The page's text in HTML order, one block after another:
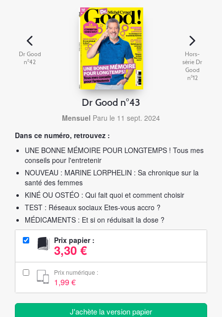
Dr Good
n°42
Dr Good n°43
Mensuel Paru le 11 sept. 2024
Dans ce numéro, retrouvez :
UNE BONNE MÉMOIRE POUR LONGTEMPS ! Tous mes
conseils pour l'entretenir
NOUVEAU : MARINE LORPHELIN : Sa chronique sur la
santé des femmes
KINÉ OU OSTÉO : Qui fait quoi et comment choisir
TEST : Réseaux sociaux Etes-vous accro ?
MÉDICAMENTS : Et si on réduisait la dose ?
Prix papier :
3,30 €
Prix numérique :
1,99 €
J'achète la version papier
Hors-
série Dr
Good
n°12